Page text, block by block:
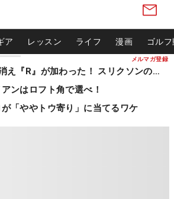
メルマガ登録
ア レッスン ライフ 漫画 ゴル
『4』が消え『R』が加わった！ スリクソンの新作
ンはロフト角で選べ！
「ややトウ寄り」に当てるワケ